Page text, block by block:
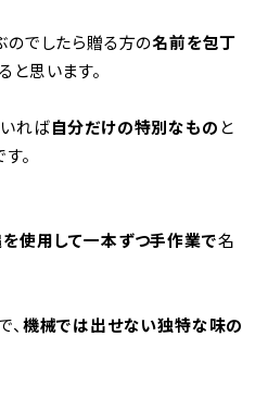
のでしたら贈る方の名前を包丁
と思います。
れば自分だけの特別なもの と
。
使用して一本ずつ手作業で名
機械では出せない独特な味の